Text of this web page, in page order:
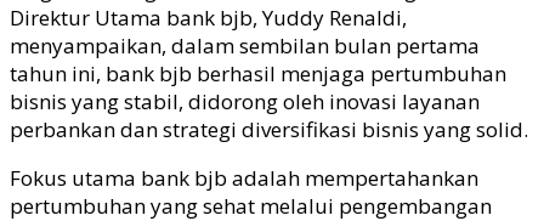
Direktur Utama bank bjb, Yuddy Renaldi,
menyampaikan, dalam sembilan bulan pertama
tahun ini, bank bjb berhasil menjaga pertumbuhan
bisnis yang stabil, didorong oleh inovasi layanan
perbankan dan strategi diversifikasi bisnis yang solid.
Fokus utama bank bjb adalah mempertahankan
pertumbuhan yang sehat melalui pengembangan